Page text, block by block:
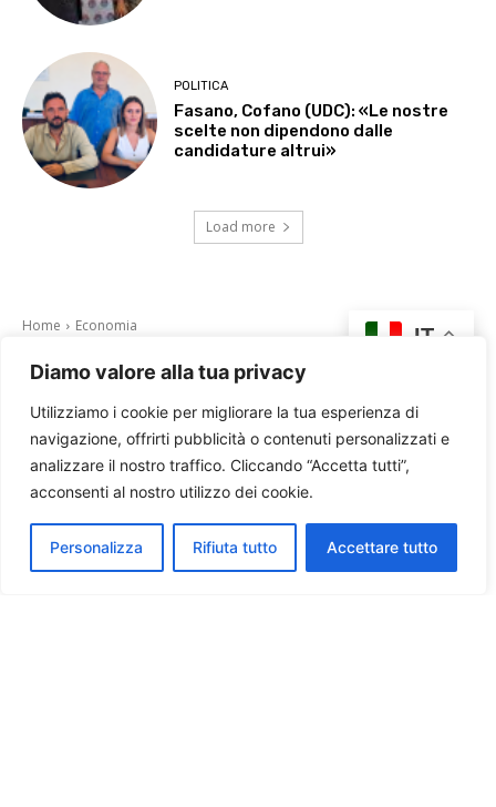
Diamo valore alla tua privacy
Utilizziamo i cookie per migliorare la tua esperienza di
navigazione, offrirti pubblicità o contenuti personalizzati e
analizzare il nostro traffico. Cliccando “Accetta tutti”,
acconsenti al nostro utilizzo dei cookie.
Personalizza Rifiuta tutto Accettare tutto
POLITICA
Fasano, Cofano (UDC): «Le nostre
scelte non dipendono dalle
candidature altrui»
Load more